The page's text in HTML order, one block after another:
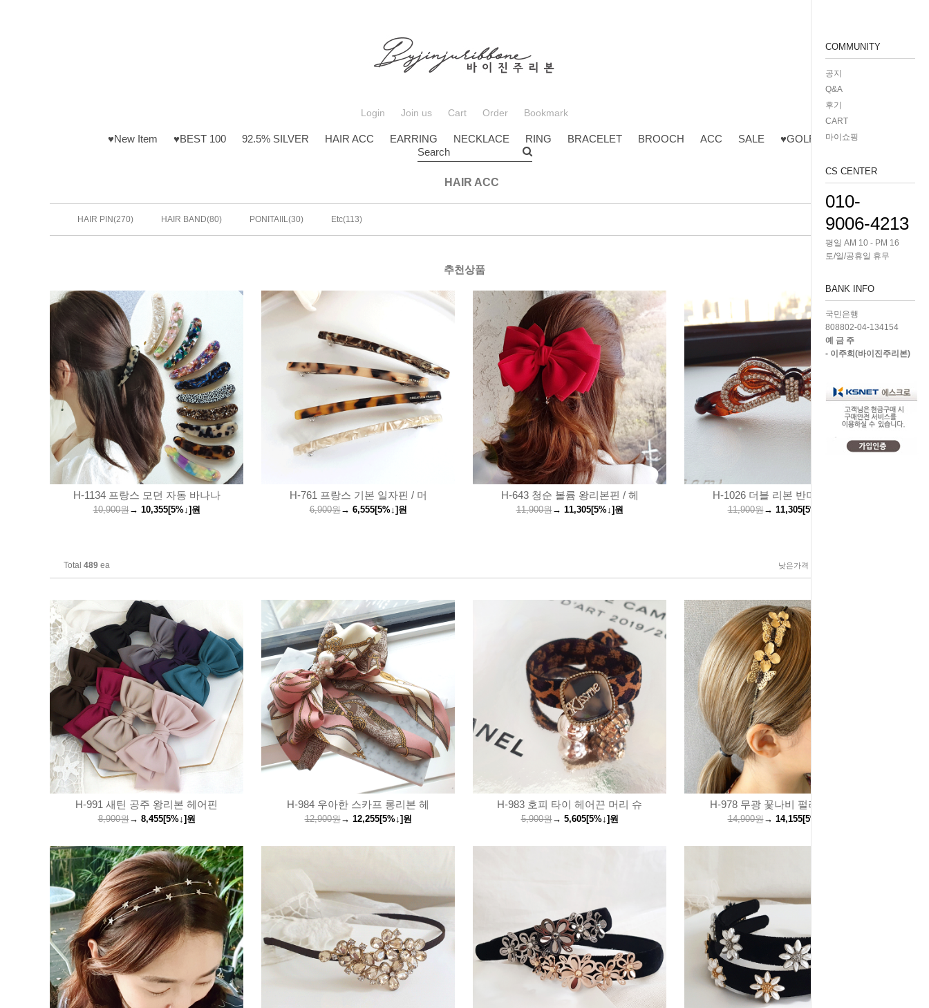
Login Join us Cart Order Bookmark
♥New Item ♥BEST 100 92.5% SILVER HAIR ACC EARRING NECKLACE RING BRACELET BROOCH ACC SALE
♥GOLF♥
Search
COMMUNITY
공지
Q&A
후기
CART
마이쇼핑
CS CENTER
010-
9006-4213
평일 AM 10 - PM 16
토/일/공휴일 휴무
BANK INFO
국민은행
808802-04-134154
예 금 주
- 이주희(바이진주리본)
HAIR ACC
HAIR PIN(270) HAIR BAND(80) PONITAIIL(30) Etc(113)
추천상품
H-1134 프랑스 모던 자동 바나나
10,900원→ 10,355[5%↓] 원
H-761 프랑스 기본 일자핀 / 머
6,900원→ 6,555[5%↓] 원
H-643 청순 볼륨 왕리본핀 / 헤
11,900원→ 11,305[5%↓] 원
H-1026 더블 리본 반머리 큐빅
11,900원→ 11,305[5%↓]
Total 489 ea 낮은가격
H-991 새틴 공주 왕리본 헤어핀
8,900원→ 8,455[5%↓] 원
H-984 우아한 스카프 롱리본 헤
12,900원→ 12,255[5%↓] 원
H-983 호피 타이 헤어끈 머리 슈
5,900원→ 5,605[5%↓] 원
H-978 무광 꽃나비 펄리본 헤어
14,900원→ 14,155[5%↓]